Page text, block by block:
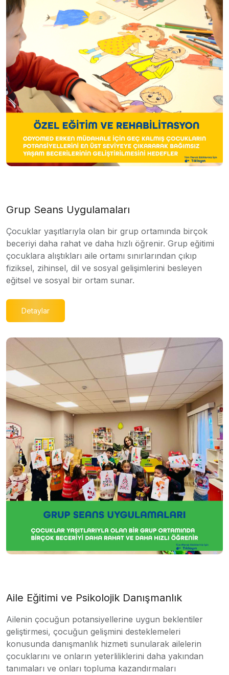
Grup Seans Uygulamaları
Çocuklar yaşıtlarıyla olan bir grup ortamında birçok
beceriyi daha rahat ve daha hızlı öğrenir. Grup eğitimi
çocuklara alıştıkları aile ortamı sınırlarından çıkıp
fiziksel, zihinsel, dil ve sosyal gelişimlerini besleyen
eğitsel ve sosyal bir ortam sunar.
Detaylar
Aile Eğitimi ve Psikolojik Danışmanlık
Ailenin çocuğun potansiyellerine uygun beklentiler
geliştirmesi, çocuğun gelişmini desteklemeleri
konusunda danışmanlık hizmeti sunularak ailelerin
çocuklarını ve onların yeterliliklerini daha yakından
tanımaları ve onları topluma kazandırmaları